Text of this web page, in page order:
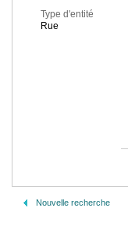
Type d'entité
Rue
Nouvelle recherche